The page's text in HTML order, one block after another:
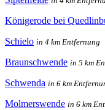
Königerode bei
Schielo in 4 km Entfernung
Braunschwende in 5 km
Schwenda in 6 km
Molmerswende in 6 km